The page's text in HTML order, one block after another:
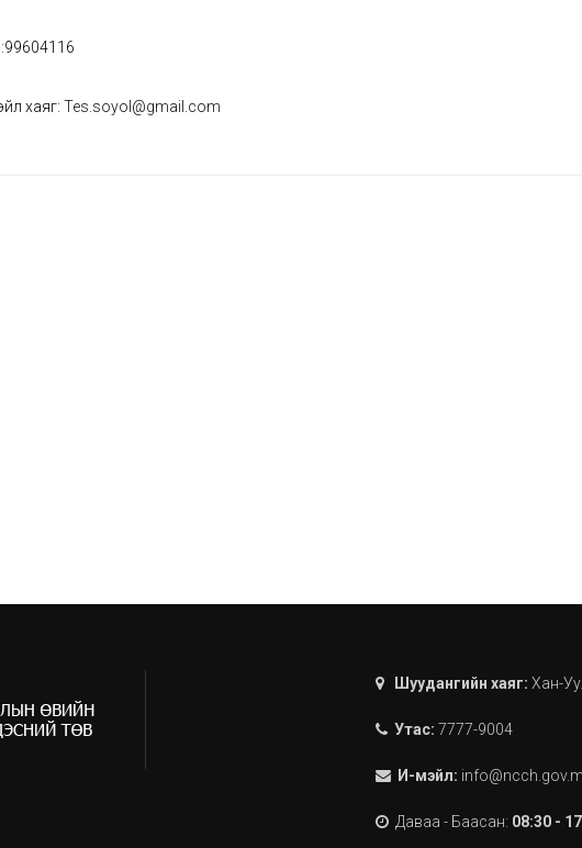
хаяг: Tes.soyol@gmail.com
Шуудангийн хаяг: Хан-
Утас: 7777-9004
И-мэйл:
Даваа - Баасан: 08:30 -